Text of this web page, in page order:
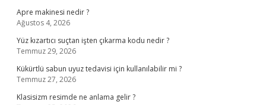
Apre makinesi nedir ?
Ağustos 4, 2026
Yüz kızartıcı suçtan işten çıkarma kodu nedir ?
Temmuz 29, 2026
Kükürtlü sabun uyuz tedavisi için kullanılabilir mi ?
Temmuz 27, 2026
Klasisizm resimde ne anlama gelir ?